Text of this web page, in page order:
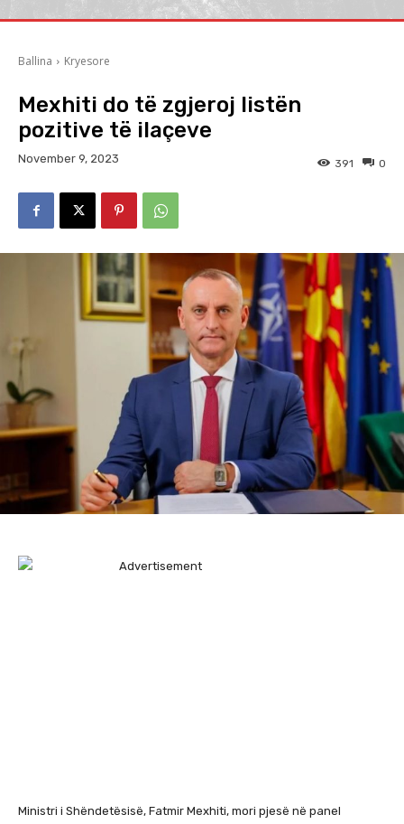
Ballina Kryesore
Mexhiti do të zgjeroj listën
pozitive të ilaçeve
November 9, 2023 0
391
Ministri i Shëndetësisë, Fatmir Mexhiti, mori pjesë në panel